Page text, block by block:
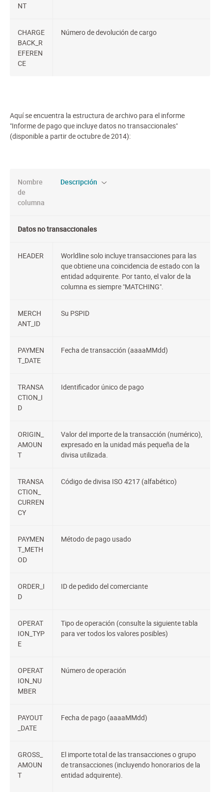
NT
CHARGE
BACK_R
EFEREN
CE
Número de devolución de cargo
Aquí se encuentra la estructura de archivo para el informe
"Informe de pago que incluye datos no transaccionales"
(disponible a partir de octubre de 2014):
Nombre
de
columna
Descripción
Datos no transaccionales
HEADER
Worldline solo incluye transacciones para las
que obtiene una coincidencia de estado con la
entidad adquirente. Por tanto, el valor de la
columna es siempre "MATCHING".
MERCH
ANT_ID
Su PSPID
PAYMEN
T_DATE
Fecha de transacción (aaaaMMdd)
TRANSA
CTION_I
D
Identificador único de pago
ORIGIN_
AMOUN
T
Valor del importe de la transacción (numérico),
expresado en la unidad más pequeña de la
divisa utilizada.
TRANSA
CTION_
CURREN
CY
Código de divisa ISO 4217 (alfabético)
PAYMEN
T_METH
OD
Método de pago usado
ORDER_I
D
ID de pedido del comerciante
OPERAT
ION_TYP
E
Tipo de operación (consulte la siguiente tabla
para ver todos los valores posibles)
OPERAT
ION_NU
MBER
Número de operación
PAYOUT
_DATE
Fecha de pago (aaaaMMdd)
GROSS_
AMOUN
T
El importe total de las transacciones o grupo
de transacciones (incluyendo honorarios de la
entidad adquirente).